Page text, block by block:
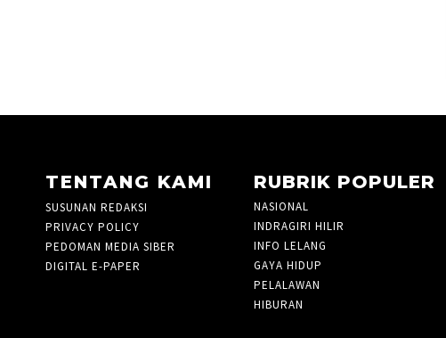
TENTANG KAMI
SUSUNAN REDAKSI
PRIVACY POLICY
PEDOMAN MEDIA SIBER
DIGITAL E-PAPER
RUBRIK POPULER
NASIONAL
INDRAGIRI HILIR
INFO LELANG
GAYA HIDUP
PELALAWAN
HIBURAN